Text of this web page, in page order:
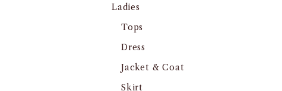
Ladies
Tops
Dress
Jacket & Coat
Skirt